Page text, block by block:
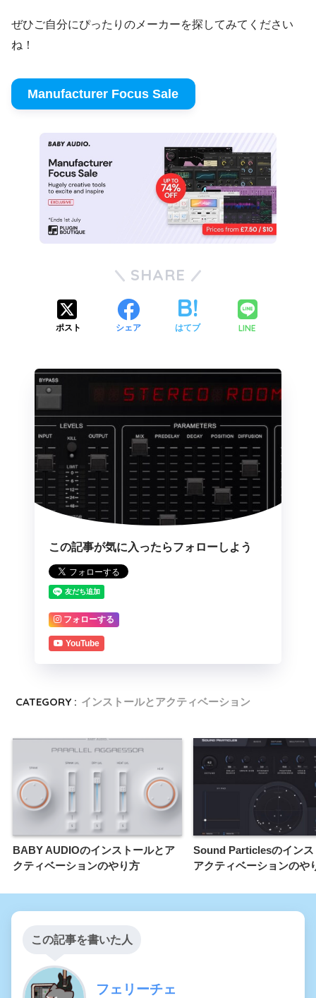
ぜひご自分にぴったりのメーカーを探してみてください
ね！
Manufacturer Focus Sale
SHARE
ポスト シェア はてブ LINE
この記事が気に入ったらフォローしよう
フォローする
YouTube
CATEGORY : インストールとアクティベーション
BABY AUDIOのインストールとア
クティベーションのやり方
Sound Particlesのインス
アクティベーションのや
この記事を書いた人
フェリーチェ